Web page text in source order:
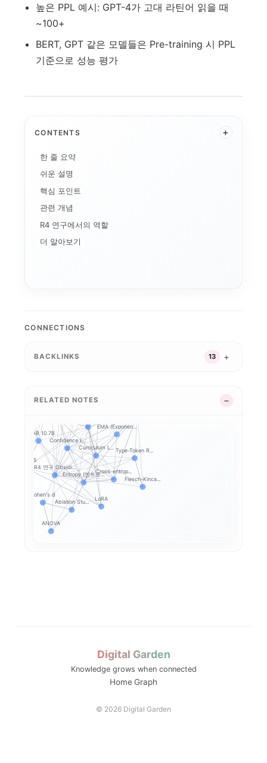
높은 PPL 예시: GPT-4가 고대 라틴어 읽을 때
~100+
BERT, GPT 같은 모델들은 Pre-training 시 PPL
기준으로 성능 평가
CONTENTS +
한 줄 요약
쉬운 설명
핵심 포인트
관련 개념
R4 연구에서의 역할
더 알아보기
CONNECTIONS
BACKLINKS 13
RELATED NOTES
R4 연구 Obsidi...
ANOVA
Ablation Stu...
Cohen's d
Confidence (...
Cross-entrop...
Curriculum L...
EMA (Exponen...
Entropy (엔트로...
Flesch-Kinca...
HumanEval
KoBEST
LoRA
Qwen2.5
SOLAR 10.7B
Type-Token R...
Digital Garden
Knowledge grows when connected
HomeGraph
© 2026 Digital Garden